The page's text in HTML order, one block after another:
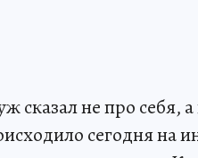
сказал не про себя,
сегодня на